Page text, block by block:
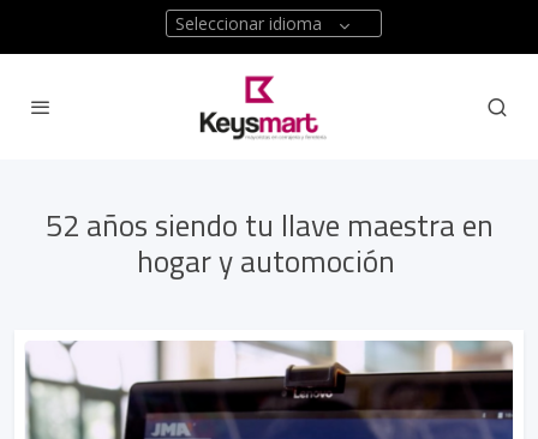
Seleccionar idioma
52 años siendo tu llave maestra en
hogar y automoción